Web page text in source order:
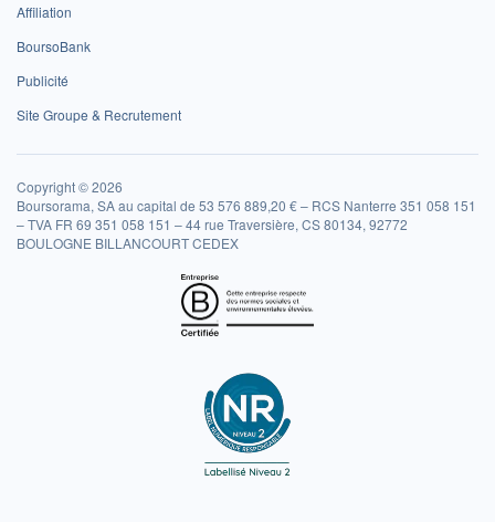
Affiliation
BoursoBank
Publicité
Site Groupe & Recrutement
Copyright © 2026
Boursorama, SA au capital de 53 576 889,20 € – RCS Nanterre 351 058 151
– TVA FR 69 351 058 151 – 44 rue Traversière, CS 80134, 92772
BOULOGNE BILLANCOURT CEDEX